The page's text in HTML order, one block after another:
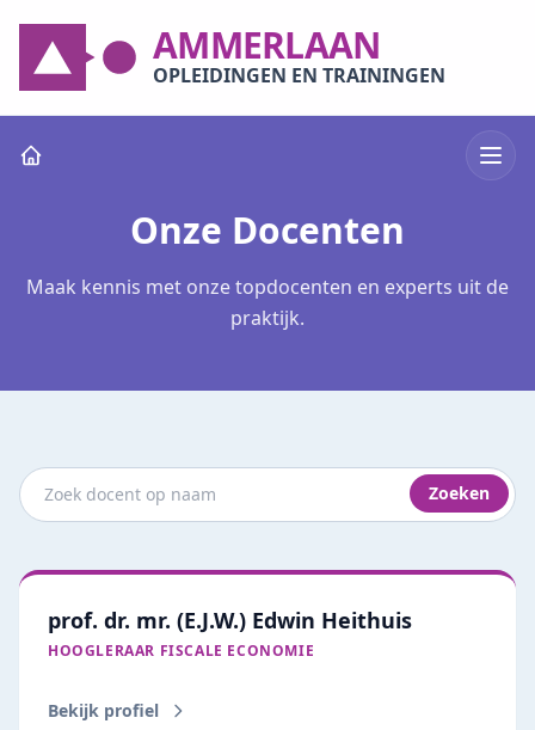
AMMERLAAN
OPLEIDINGEN EN TRAININGEN
Onze Docenten
Maak kennis met onze topdocenten en experts uit de
praktijk.
Zoeken
prof. dr. mr. (E.J.W.) Edwin Heithuis
HOOGLERAAR FISCALE ECONOMIE
Bekijk profiel